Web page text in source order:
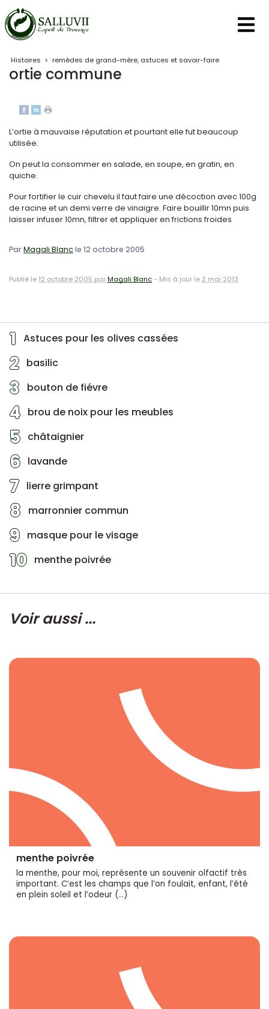
Panneau de gestion des cookies
Histoires > remèdes de grand-mère, astuces et savoir-faire
ortie commune
1 Astuces pour les olives cassées
2 basilic
3 bouton de fiévre
4 brou de noix pour les meubles
5 châtaignier
6 lavande
7 lierre grimpant
8 marronnier commun
9 masque pour le visage
10 menthe poivrée
L’ortie à mauvaise réputation et pourtant elle fut beaucoup
utilisée.
On peut la consommer en salade, en soupe, en gratin, en
quiche.
Pour fortifier le cuir chevelu il faut faire une décoction avec 100g
de racine et un demi verre de vinaigre. Faire bouillir 10mn puis
laisser infuser 10mn, filtrer et appliquer en frictions froides
ParMagali Blanc le 12 octobre 2005
Publié le 12 octobre 2005 parMagali Blanc- Mis à jour le 2 mai 2013
Voir aussi ...
menthe poivrée
la menthe, pour moi, représente un souvenir olfactif très
important. C’est les champs que l’on foulait, enfant, l’été
en plein soleil et l’odeur (…)